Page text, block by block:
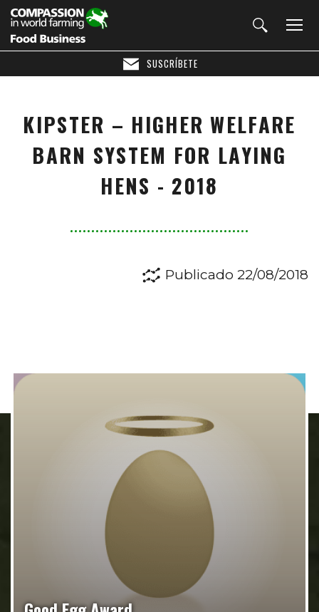
SUSCRÍBETE
KIPSTER – HIGHER WELFARE
BARN SYSTEM FOR LAYING
HENS - 2018
Publicado 22/08/2018